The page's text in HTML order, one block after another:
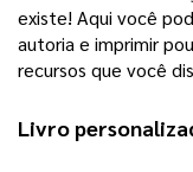
existe! Aqui você
autoria e imprimir
recursos que você
Livro